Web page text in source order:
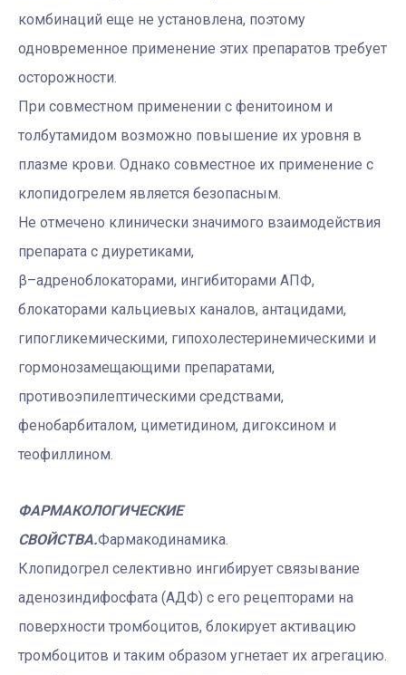
комбинаций еще не установлена, поэтому
одновременное применение этих препаратов требует
осторожности.
При совместном применении с фенитоином и
толбутамидом возможно повышение их уровня в
плазме крови. Однако совместное их применение с
клопидогрелем является безопасным.
Не отмечено клинически значимого взаимодействия
препарата с диуретиками,
β–адреноблокаторами, ингибиторами АПФ,
блокаторами кальциевых каналов, антацидами,
гипогликемическими, гипохолестеринемическими и
гормонозамещающими препаратами,
противоэпилептическими средствами,
фенобарбиталом, циметидином, дигоксином и
теофиллином.
ФАРМАКОЛОГИЧЕСКИЕ
СВОЙСТВА.Фармакодинамика.
Клопидогрел селективно ингибирует связывание
аденозиндифосфата (АДФ) с его рецепторами на
поверхности тромбоцитов, блокирует активацию
тромбоцитов и таким образом угнетает их агрегацию.